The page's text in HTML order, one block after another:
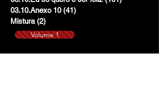
03.10.Anexo 10 (41)
Mistura (2)
Volume 1